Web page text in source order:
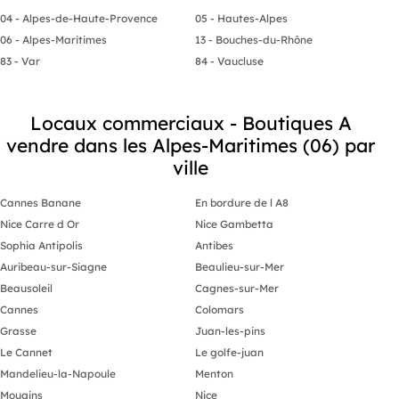
restauration/bar), artistique ou de galerie devra
être confirmée au regard du règlement de
Bien présenté par par délégation.
- SIREN : - Titulaire de la carte T : 29 00009 non
habilité à percevoir des fonds
04 - Alpes-de-Haute-Provence
05 - Hautes-Alpes
06 - Alpes-Maritimes
13 - Bouches-du-Rhône
83 - Var
84 - Vaucluse
Locaux commerciaux - Boutiques A
vendre dans les Alpes-Maritimes (06) par
ville
Cannes Banane
En bordure de l A8
Nice Carre d Or
Nice Gambetta
Sophia Antipolis
Antibes
Auribeau-sur-Siagne
Beaulieu-sur-Mer
Beausoleil
Cagnes-sur-Mer
Cannes
Colomars
Grasse
Juan-les-pins
Le Cannet
Le golfe-juan
Mandelieu-la-Napoule
Menton
Mougins
Nice